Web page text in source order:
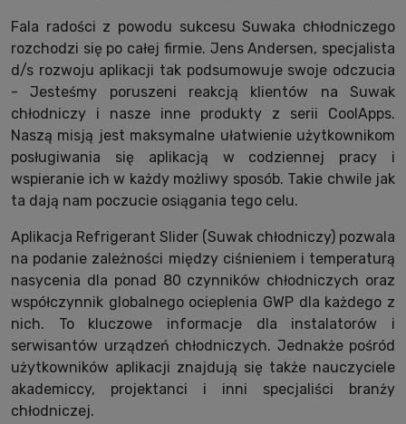
Fala radości z powodu sukcesu Suwaka chłodniczego
rozchodzi się po całej firmie. Jens Andersen, specjalista
d/s rozwoju aplikacji tak podsumowuje swoje odczucia
- Jesteśmy poruszeni reakcją klientów na Suwak
chłodniczy i nasze inne produkty z serii CoolApps.
Naszą misją jest maksymalne ułatwienie użytkownikom
posługiwania się aplikacją w codziennej pracy i
wspieranie ich w każdy możliwy sposób. Takie chwile jak
ta dają nam poczucie osiągania tego celu.
Aplikacja Refrigerant Slider (Suwak chłodniczy) pozwala
na podanie zależności między ciśnieniem i temperaturą
nasycenia dla ponad 80 czynników chłodniczych oraz
współczynnik globalnego ocieplenia GWP dla każdego z
nich. To kluczowe informacje dla instalatorów i
serwisantów urządzeń chłodniczych. Jednakże pośród
użytkowników aplikacji znajdują się także nauczyciele
akademiccy, projektanci i inni specjaliści branży
chłodniczej.